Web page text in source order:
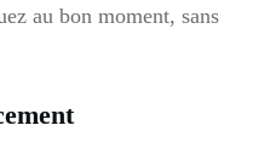
au bon moment, sans